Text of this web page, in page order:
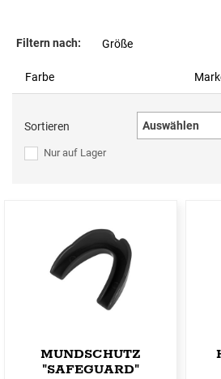
Filtern nach: Größe
Farbe
Sortieren Auswählen
Nur auf Lager
MUNDSCHUTZ
"SAFEGUARD"